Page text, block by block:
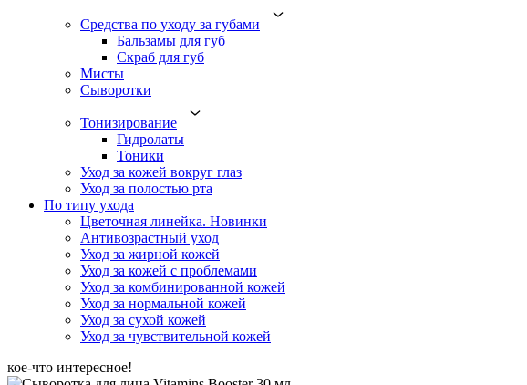
Средства по уходу за губами
Бальзамы для губ
Скраб для губ
Мисты
Сыворотки
Тонизирование
Гидролаты
Тоники
Уход за кожей вокруг глаз
Уход за полостью рта
По типу ухода
Цветочная линейка. Новинки
Антивозрастный уход
Уход за жирной кожей
Уход за кожей с проблемами
Уход за комбинированной кожей
Уход за нормальной кожей
Уход за сухой кожей
Уход за чувствительной кожей
кое-что интересное!